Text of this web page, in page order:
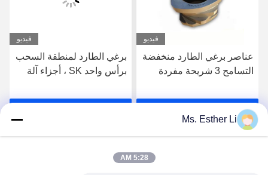
فيديو
عناصر برغي الطارد منخفضة
التسامح 3 شريحة مفردة
احصل على افضل سعر
فيديو
برغي الطارد لمنطقة السحب
برأس واحد SK ، أجزاء آلة
المسمار OD لسلسلة الطارد
Ms. Esther Li
5:28 AM